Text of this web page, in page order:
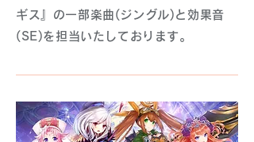
ギス』の一部楽曲(ジングル)と効果音
(SE)を担当いたしております。